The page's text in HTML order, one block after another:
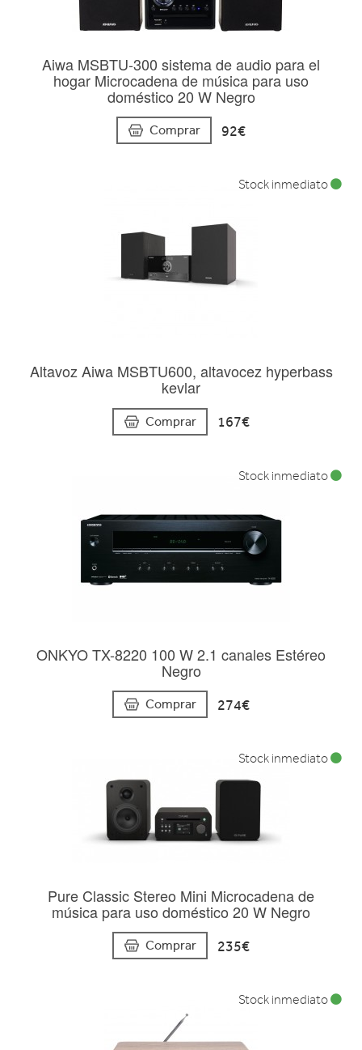
Aiwa MSBTU-300 sistema de audio para el
hogar Microcadena de música para uso
doméstico 20 W Negro
Comprar 92€
Altavoz Aiwa MSBTU600, altavocez hyperbass
kevlar
Comprar 167€
Stock inmediato
ONKYO TX-8220 100 W 2.1 canales Estéreo
Negro
Comprar 274€
Stock inmediato
Pure Classic Stereo Mini Microcadena de
música para uso doméstico 20 W Negro
Comprar 235€
Stock inmediato
Stock inmediato